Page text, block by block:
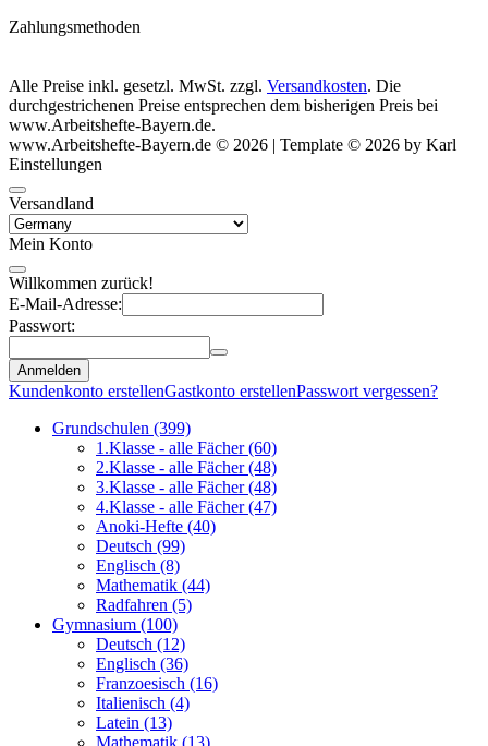
Zahlungsmethoden
Alle Preise inkl. gesetzl. MwSt. zzgl. Versandkosten. Die
durchgestrichenen Preise entsprechen dem bisherigen Preis bei
www.Arbeitshefte-Bayern.de.
www.Arbeitshefte-Bayern.de © 2026 | Template © 2026 by Karl
Einstellungen
Versandland
Mein Konto
Willkommen zurück!
E-Mail-Adresse:
Passwort:
Anmelden
Kundenkonto erstellenGastkonto erstellenPasswort vergessen?
Grundschulen (399)
1.Klasse - alle Fächer(60)
2.Klasse - alle Fächer(48)
3.Klasse - alle Fächer(48)
4.Klasse - alle Fächer(47)
Anoki-Hefte (40)
Deutsch (99)
Englisch (8)
Mathematik (44)
Radfahren (5)
Gymnasium (100)
Deutsch (12)
Englisch (36)
Franzoesisch (16)
Italienisch (4)
Latein (13)
Mathematik (13)